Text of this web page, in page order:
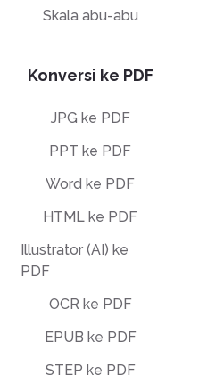
Skala abu-abu
Konversi ke PDF
JPG ke PDF
PPT ke PDF
Word ke PDF
HTML ke PDF
Illustrator (AI) ke
PDF
OCR ke PDF
EPUB ke PDF
STEP ke PDF